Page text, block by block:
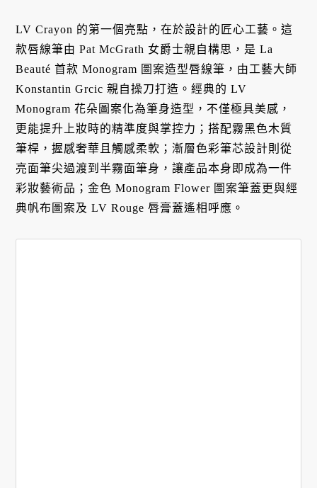
LV Crayon 的第一個亮點，在於設計的匠心工藝。這
款唇線筆由 Pat McGrath 女爵士親自構思，是 La
Beauté 首款 Monogram 圖案造型唇線筆，由工藝大師
Konstantin Grcic 親自操刀打造。經典的 LV
Monogram 花朵圖案化為筆身造型，不僅極具美感，
更能提升上妝時的精準度與掌控力；搭配霧黑色木質
筆桿，握感奢華且觸感柔軟；漸層色彩筆芯設計則從
亮面筆尖過渡到半霧面筆身，讓產品本身即成為一件
彩妝藝術品；金色 Monogram Flower 圖案筆蓋更與經
典帆布圖案及 LV Rouge 唇膏蓋遙相呼應。